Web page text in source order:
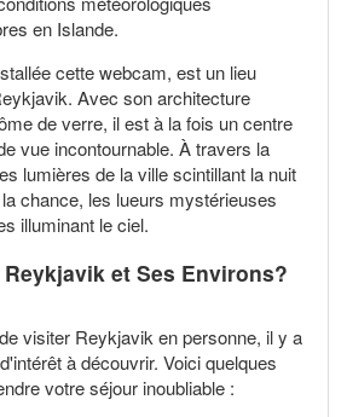
en Islande.
cette webcam, est un lieu
Avec son architecture
de verre, il est à la fois un centre
vue incontournable. À travers la
lumières de la ville scintillant la nuit
chance, les lueurs mystérieuses
illuminant le ciel.
et Ses Environs?
visiter Reykjavik en personne, il y a
à découvrir. Voici quelques
votre séjour inoubliable :